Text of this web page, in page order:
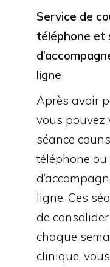
Service de
téléphone et
ligne
Après avoir
vous pouvez
séance
téléphone ou
ligne. Ces
de
chaque
clinique,